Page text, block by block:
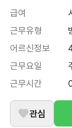
급여
근무유형
어르신정보
근무요일
근무시간
관심